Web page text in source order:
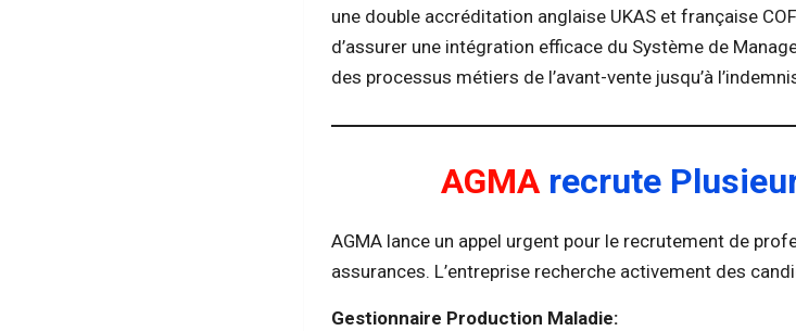
une double accréditation anglaise UKAS et française
d’assurer une intégration efficace du Système de
des processus métiers de l’avant-vente jusqu’à
AGMArecrute
AGMA lance un appel urgent pour le recrutement de
assurances. L’entreprise recherche activement des
Gestionnaire Production Maladie: